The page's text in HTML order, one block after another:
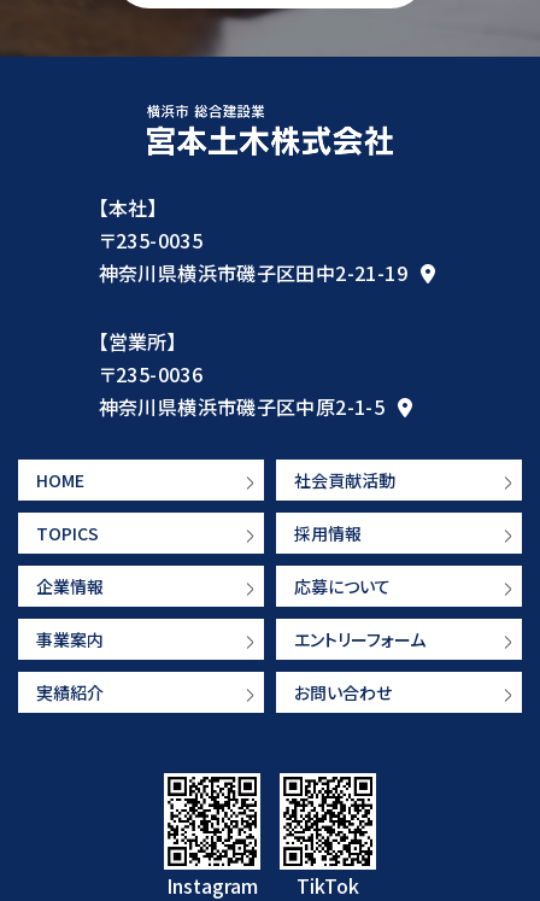
【本社】
〒235-0035
神奈川県横浜市磯子区田中2-21-19
【営業所】
〒235-0036
神奈川県横浜市磯子区中原2-1-5
HOME
TOPICS
企業情報
事業案内
実績紹介
社会貢献活動
採用情報
応募について
エントリーフォーム
お問い合わせ
Instagram TikTok